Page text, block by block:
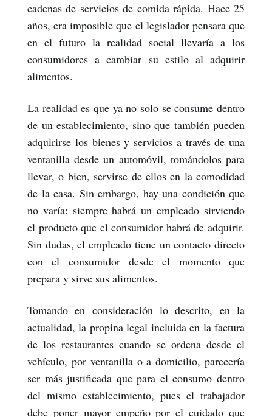
cadenas de servicios de comida rápida. Hace 25
años, era imposible que el legislador pensara que
en el futuro la realidad social llevaría a los
consumidores a cambiar su estilo al adquirir
alimentos.
La realidad es que ya no solo se consume dentro
de un establecimiento, sino que también pueden
adquirirse los bienes y servicios a través de una
ventanilla desde un automóvil, tomándolos para
llevar, o bien, servirse de ellos en la comodidad
de la casa. Sin embargo, hay una condición que
no varía: siempre habrá un empleado sirviendo
el producto que el consumidor habrá de adquirir.
Sin dudas, el empleado tiene un contacto directo
con el consumidor desde el momento que
prepara y sirve sus alimentos.
Tomando en consideración lo descrito, en la
actualidad, la propina legal incluida en la factura
de los restaurantes cuando se ordena desde el
vehículo, por ventanilla o a domicilio, parecería
ser más justificada que para el consumo dentro
del mismo establecimiento, pues el trabajador
debe poner mayor empeño por el cuidado que